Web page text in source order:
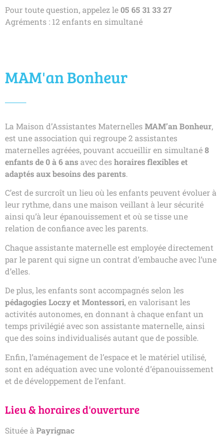
Pour toute question, appelez le05 65 31 33 27
Agréments : 12 enfants en simultané
MAM'an Bonheur
La Maison d’Assistantes MaternellesMAM’an Bonheur,
est une association qui regroupe 2 assistantes
maternelles agréées, pouvant accueillir en simultané8
enfants de 0 à 6 ansavec deshoraires flexibles et
adaptés aux besoins des parents.
C’est de surcroît un lieu où les enfants peuvent évoluer à
leur rythme, dans une maison veillant à leur sécurité
ainsi qu’à leur épanouissement et où se tisse une
relation de confiance avec les parents.
Chaque assistante maternelle est employée directement
par le parent qui signe un contrat d’embauche avec l’une
d’elles.
De plus, les enfants sont accompagnés selon les
pédagogies Loczy et Montessori, en valorisant les
activités autonomes, en donnant à chaque enfant un
temps privilégié avec son assistante maternelle, ainsi
que des soins individualisés autant que de possible.
Enfin, l’aménagement de l’espace et le matériel utilisé,
sont en adéquation avec une volonté d’épanouissement
et de développement de l’enfant.
Lieu & horaires d'ouverture
Située à Payrignac